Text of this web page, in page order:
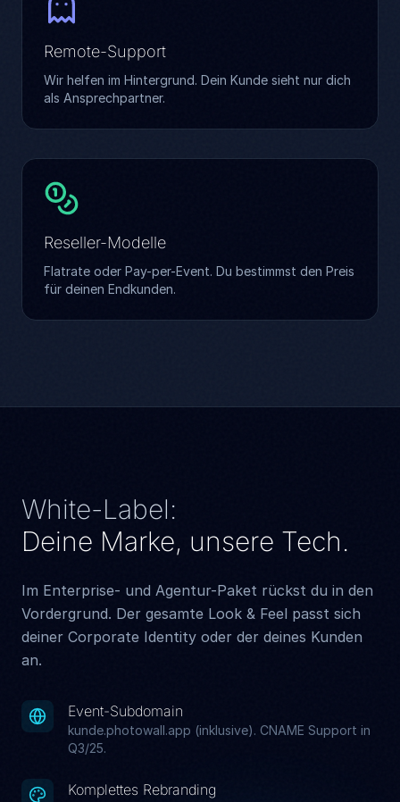
Remote-Support
Wir helfen im Hintergrund. Dein Kunde sieht nur dich
als Ansprechpartner.
Reseller-Modelle
Flatrate oder Pay-per-Event. Du bestimmst den Preis
für deinen Endkunden.
White-Label:
Deine Marke, unsere Tech.
Im Enterprise- und Agentur-Paket rückst du in den
Vordergrund. Der gesamte Look & Feel passt sich
deiner Corporate Identity oder der deines Kunden
an.
Event-Subdomain
kunde.photowall.app (inklusive). CNAME Support in
Q3/25.
Komplettes Rebranding